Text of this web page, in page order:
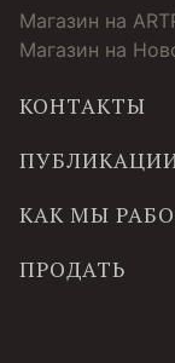
Магазин на
Магазин на
КОНТАКТЫ
КАК МЫ
ПРОДАТЬ